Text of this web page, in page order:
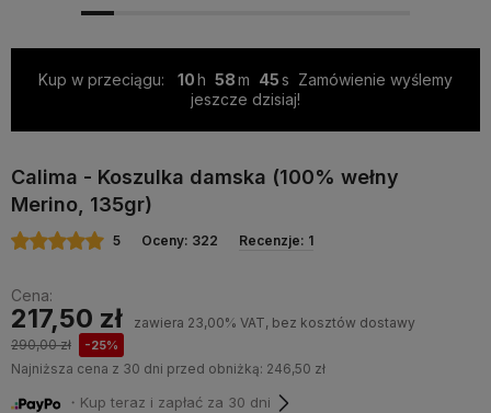
Kup w przeciągu: 10 58 44
Zamówienie wyślemy
jeszcze dzisiaj!
Calima - Koszulka damska (100% wełny
Merino, 135gr)
5 Oceny: 322 Recenzje: 1
Cena:
217,50 zł
zawiera 23,00% VAT, bez kosztów dostawy
290,00 zł
-25%
Najniższa cena z 30 dni przed obniżką: 246,50 zł
・Kup teraz i zapłać za 30 dni